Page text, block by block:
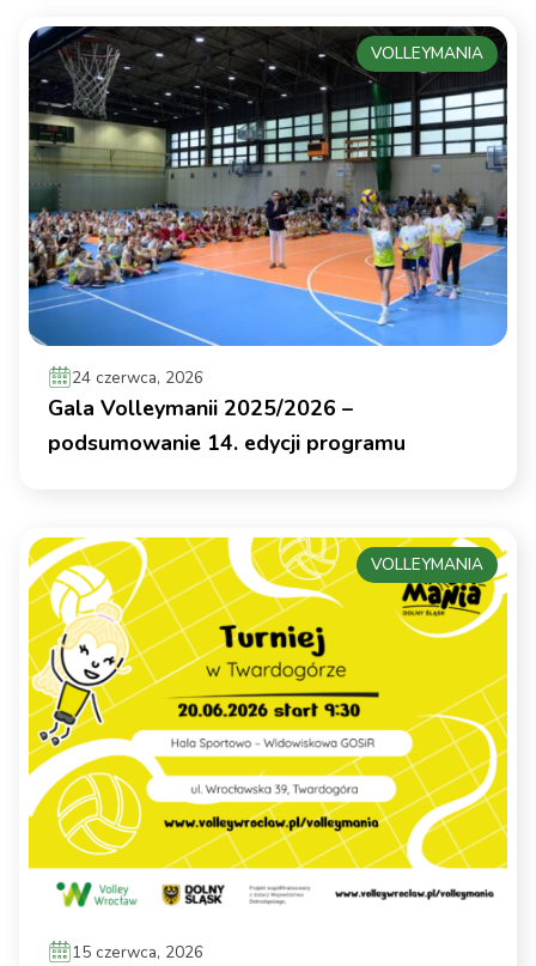
24 czerwca, 2026
Gala Volleymanii 2025/2026 –
podsumowanie 14. edycji programu
VOLLEYMANIA
15 czerwca, 2026
VOLLEYMANIA